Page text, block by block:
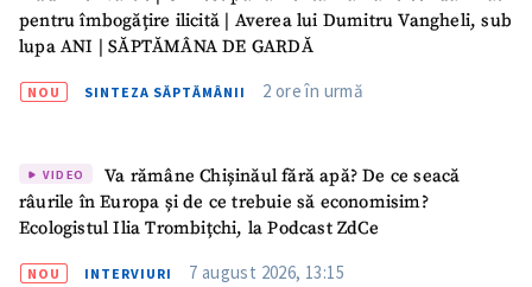
pentru îmbogățire ilicită | Averea lui Dumitru Vangheli, sub
lupa ANI | SĂPTĂMÂNA DE GARDĂ
NOU SINTEZA SĂPTĂMÂNII 2 ore în urmă
VIDEO
Va rămâne Chișinăul fără apă? De ce seacă
râurile în Europa și de ce trebuie să economisim?
Ecologistul Ilia Trombițchi, la Podcast ZdCe
NOU INTERVIURI 7 august 2026, 13:15